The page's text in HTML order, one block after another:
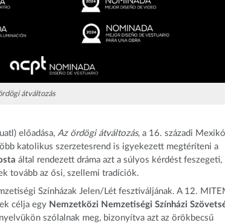
átváltozás
előadása, Az ördögi átváltozás, a 16. századi
katolikus szerzetesrend is igyekezett megtéríteni a
által rendezett dráma azt a súlyos kérdést feszegeti,
tovább az ősi, szellemi tradíciók.
Színházak Jelen/Lét fesztiváljának. A 12.
célja egy Nemzetközi Nemzetiségi Színházi
szólalnak meg, bizonyítva azt az örökbecsű